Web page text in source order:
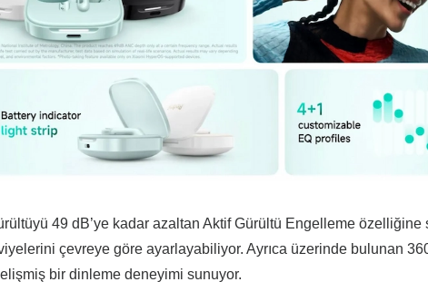
49 dB’ye kadar azaltan Aktif Gürültü Engelleme özelliğine
çevreye göre ayarlayabiliyor. Ayrıca üzerinde bulunan
bir dinleme deneyimi sunuyor.